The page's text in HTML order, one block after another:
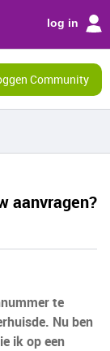
log in
Community
aanvragen?
te
Nu ben
ik op een